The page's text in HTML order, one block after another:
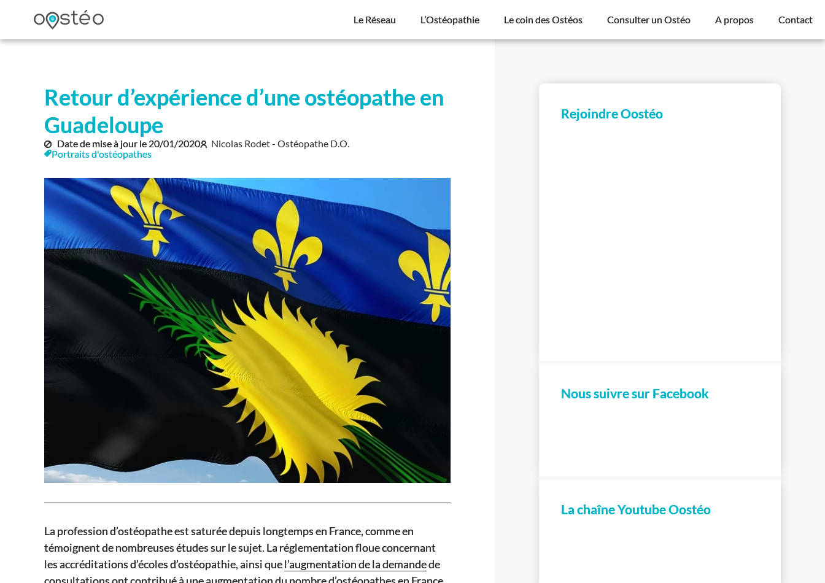
Le Réseau L’Ostéopathie Le coin des Ostéos Consulter un Ostéo A propos Contact
Retour d’expérience d’une ostéopathe en
Guadeloupe
Date de mise à jour le 20/01/2020
Nicolas Rodet - Ostéopathe D.O.
Portraits d'ostéopathes
La profession d’ostéopathe est saturée depuis longtemps en France, comme en
témoignent de nombreuses études sur le sujet. La réglementation floue concernant
les accréditations d’écoles d’ostéopathie, ainsi quel’augmentation de la demandede
Rejoindre Oostéo
Nous suivre sur Facebook
La chaîne Youtube Oostéo